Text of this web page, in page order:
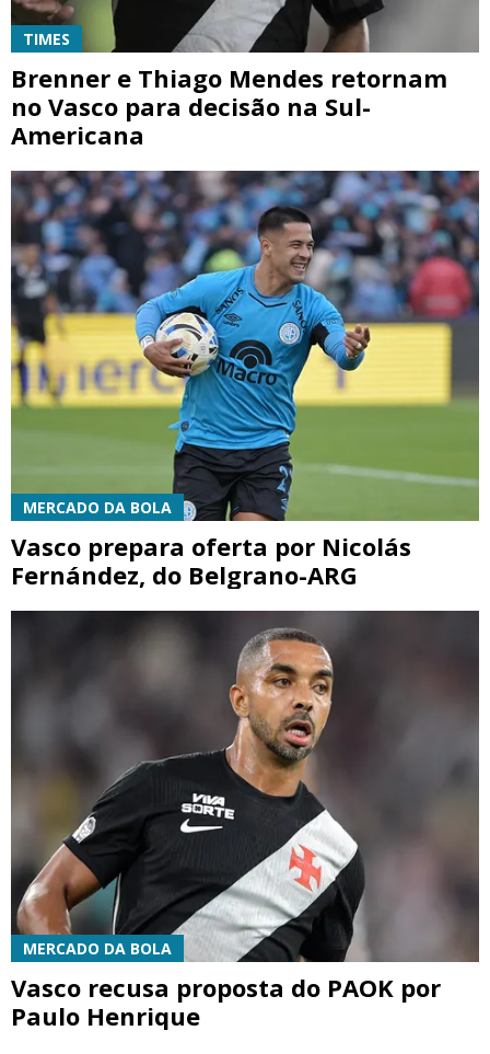
TIMES
Brenner e Thiago Mendes retornam
no Vasco para decisão na Sul-
Americana
MERCADO DA BOLA
Vasco prepara oferta por Nicolás
Fernández, do Belgrano-ARG
MERCADO DA BOLA
Vasco recusa proposta do PAOK por
Paulo Henrique